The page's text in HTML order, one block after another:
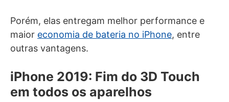
Porém, elas entregam melhor performance e
maior economia de bateria no iPhone, entre
outras vantagens.
iPhone 2019: Fim do 3D Touch
em todos os aparelhos